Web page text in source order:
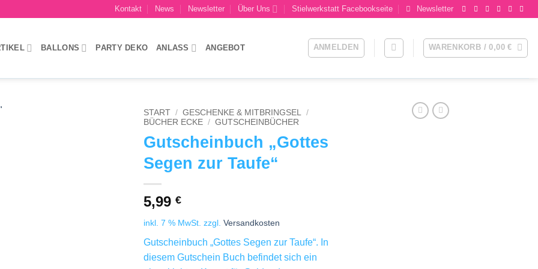
Kontakt News Newsletter Über Uns Stielwerkstatt Facebookseite Newsletter
BALLONS PARTY DEKO ANLASS ANGEBOT ANMELDEN WARENKORB /0,00€
START / GESCHENKE & MITBRINGSEL /
BÜCHER ECKE / GUTSCHEINBÜCHER
Gutscheinbuch „Gottes
Segen zur Taufe“
5,99 €
inkl. 7 % MwSt. zzgl. Versandkosten
Gutscheinbuch „Gottes Segen zur Taufe“. In
diesem Gutschein Buch befindet sich ein